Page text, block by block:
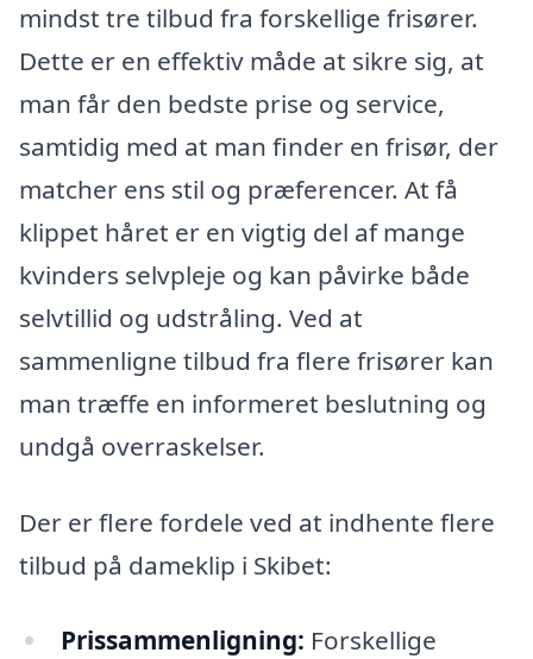
mindst tre tilbud fra forskellige frisører.
Dette er en effektiv måde at sikre sig, at
man får den bedste prise og service,
samtidig med at man finder en frisør, der
matcher ens stil og præferencer. At få
klippet håret er en vigtig del af mange
kvinders selvpleje og kan påvirke både
selvtillid og udstråling. Ved at
sammenligne tilbud fra flere frisører kan
man træffe en informeret beslutning og
undgå overraskelser.
Der er flere fordele ved at indhente flere
tilbud på dameklip i Skibet:
Prissammenligning: Forskellige